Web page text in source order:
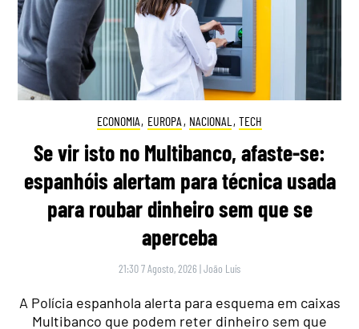
ECONOMIA, EUROPA , NACIONAL , TECH
Se vir isto no Multibanco, afaste-se:
espanhóis alertam para técnica usada
para roubar dinheiro sem que se
aperceba
21:30 7 Agosto, 2026 |João Luís
A Polícia espanhola alerta para esquema em caixas
Multibanco que podem reter dinheiro sem que